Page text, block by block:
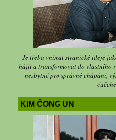
Je třeba vnímat stranické ideje
hájit a transformovat do vlastního
nezbytné pro správné chápání,
KIM ČONG UN